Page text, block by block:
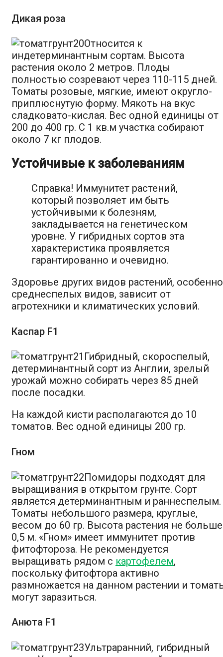
Дикая роза
Относится к
индетерминантным сортам. Высота
растения около 2 метров. Плоды
полностью созревают через 110-115 дней.
Томаты розовые, мягкие, имеют округло-
приплюснутую форму. Мякоть на вкус
сладковато-кислая. Вес одной единицы от
200 до 400 гр. С 1 кв.м участка собирают
около 7 кг плодов.
Устойчивые к заболеваниям
Справка! Иммунитет растений,
который позволяет им быть
устойчивыми к болезням,
закладывается на генетическом
уровне. У гибридных сортов эта
характеристика проявляется
гарантированно и очевидно.
Здоровье других видов растений, особенно
среднеспелых видов, зависит от
агротехники и климатических условий.
Каспар F1
Гибридный, скороспелый,
детерминантный сорт из Англии, зрелый
урожай можно собирать через 85 дней
после посадки.
На каждой кисти располагаются до 10
томатов. Вес одной единицы 200 гр.
Гном
Помидоры подходят для
выращивания в открытом грунте. Сорт
является детерминантным и раннеспелым.
Томаты небольшого размера, круглые,
весом до 60 гр. Высота растения не больше
0,5 м. «Гном» имеет иммунитет против
фитофтороза. Не рекомендуется
выращивать рядом с картофелем,
поскольку фитофтора активно
размножается на данном растении и
могут заразиться.
Анюта F1
Ультраранний, гибридный